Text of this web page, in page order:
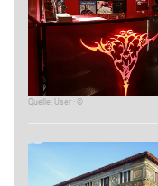
Quelle: User · ©